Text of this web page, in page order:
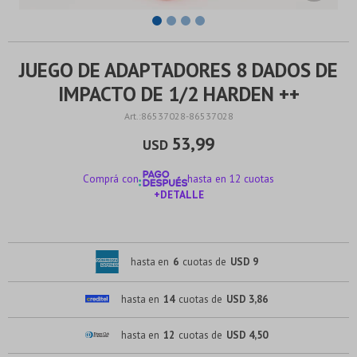
JUEGO DE ADAPTADORES 8 DADOS DE
IMPACTO DE 1/2 HARDEN ++
86537028-86537028
USD 53,99
Comprá con
hasta en 12 cuotas
+DETALLE
hasta en 6 cuotas de USD 9
hasta en 14 cuotas de USD 3,86
hasta en 12 cuotas de USD 4,50